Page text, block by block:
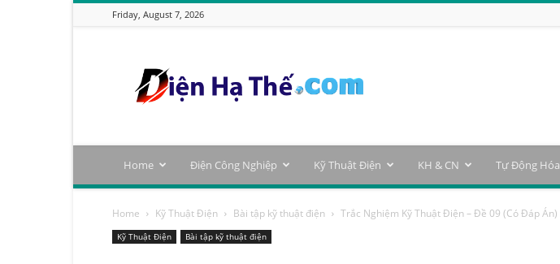
Friday, August 7, 2026
Chí
Điện
Home Điện Công Nghiệp Kỹ Thuật Điện KH & CN Tự Động Hóa
Home Kỹ Thuật Điện Bài tập kỹ thuật điện Trắc Nghiệm Kỹ Thuật Điện – Đề 09 (Có Đáp Án)
Kỹ Thuật Điện Bài tập kỹ thuật điện